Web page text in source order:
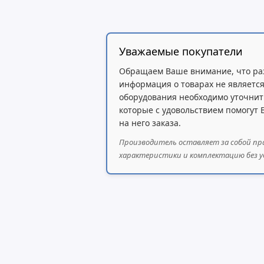
Уважаемые покупатели
Обращаем Ваше внимание, что
информация о товарах не
оборудования необходимо
которые с удовольствием
на него заказа.
Производитель оставляет за собой
характеристики и комплектацию без